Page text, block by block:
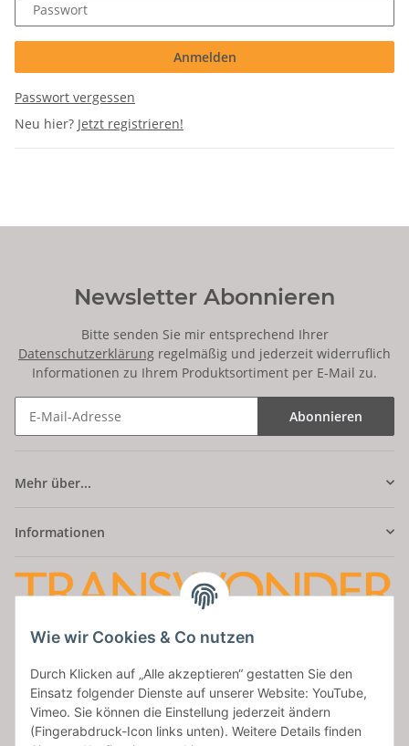
Passwort
Anmelden
Passwort vergessen
Neu hier? Jetzt registrieren!
Newsletter Abonnieren
Bitte senden Sie mir entsprechend Ihrer
Datenschutzerklärung regelmäßig und jederzeit widerruflich
Informationen zu Ihrem Produktsortiment per E-Mail zu.
Abonnieren
Mehr über...
Informationen
Aumaische Str. 47
07937 Zeulenroda
Tel: 036628/954427
Wie wir Cookies & Co nutzen
Durch Klicken auf „Alle akzeptieren“ gestatten Sie den
Einsatz folgender Dienste auf unserer Website: YouTube,
Vimeo. Sie können die Einstellung jederzeit ändern
(Fingerabdruck-Icon links unten). Weitere Details finden